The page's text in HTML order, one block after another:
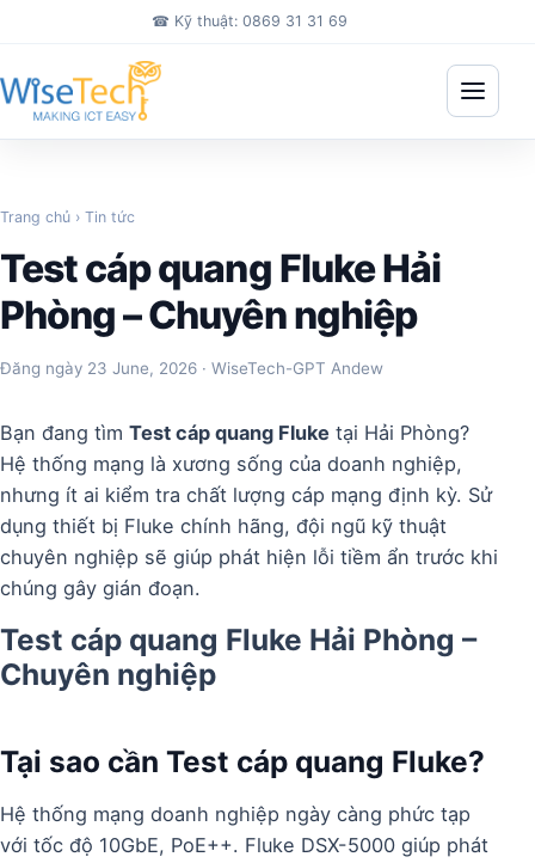
Bỏ qua đến nội dung chính
☎ Kỹ thuật: 0869 31 31 69
Mở
Trang chủ › Tin tức
Test cáp quang Fluke Hải
Phòng – Chuyên nghiệp
Đăng ngày 23 June, 2026 · WiseTech-GPT Andew
Bạn đang tìm Test cáp quang Fluke tại Hải Phòng?
Hệ thống mạng là xương sống của doanh nghiệp,
nhưng ít ai kiểm tra chất lượng cáp mạng định kỳ. Sử
dụng thiết bị Fluke chính hãng, đội ngũ kỹ thuật
chuyên nghiệp sẽ giúp phát hiện lỗi tiềm ẩn trước khi
chúng gây gián đoạn.
Test cáp quang Fluke Hải Phòng –
Chuyên nghiệp
Tại sao cần Test cáp quang Fluke?
Hệ thống mạng doanh nghiệp ngày càng phức tạp
với tốc độ 10GbE, PoE++. Fluke DSX-5000 giúp phát